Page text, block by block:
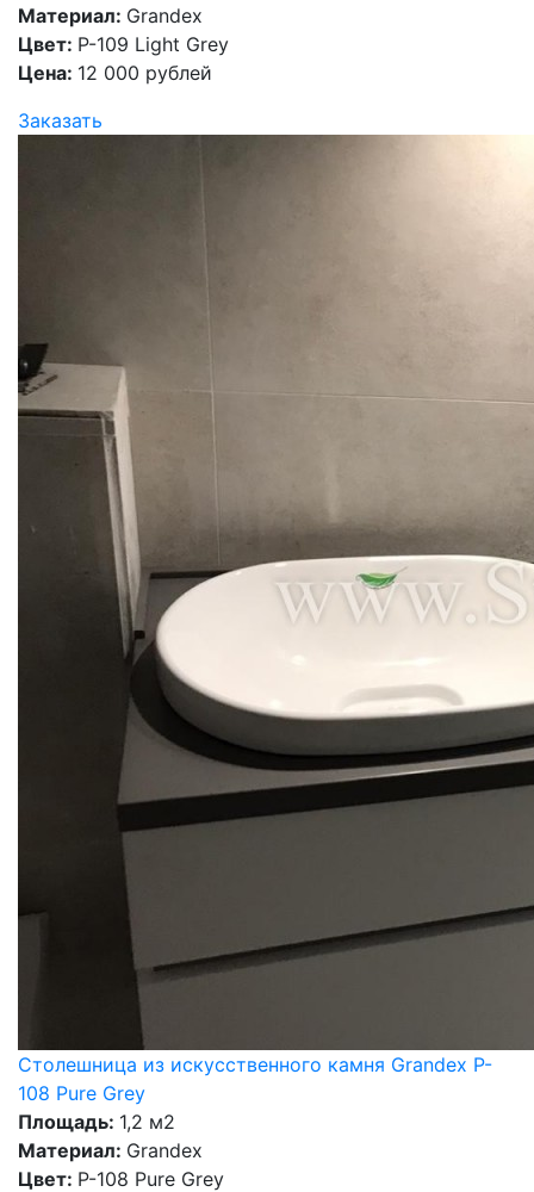
Материал: Grandex
Цвет: P-109 Light Grey
Цена: 12 000 рублей
Заказать
Столешница из искусственного камня Grandex P-
108 Pure Grey
Площадь: 1,2 м2
Материал: Grandex
Цвет: P-108 Pure Grey